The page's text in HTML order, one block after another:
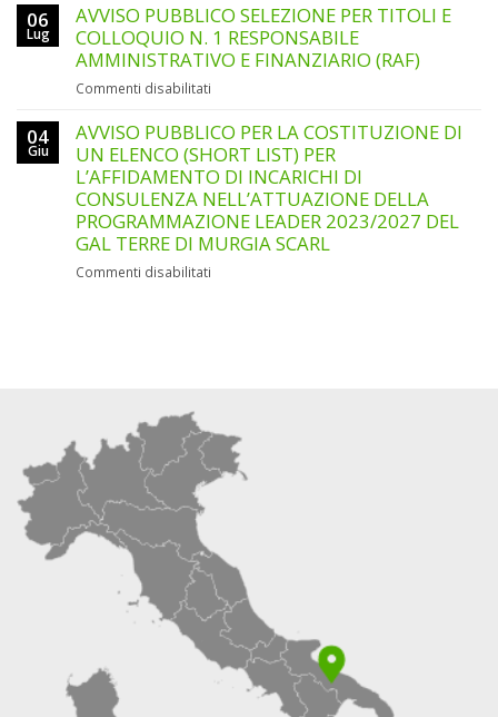
1
ANIMATORE/ANIMATRICE
DEL
GAL
PUBBLICO
SELEZIONE
PER
TITOLI
N.
1
ADDETTO/A
ALLA
SEGRETERIA
AMMINISTRATIVA
E
06
Lug
AVVISO PUBBLICO SELEZIONE PER TITOLI E
COLLOQUIO N. 1 RESPONSABILE
AMMINISTRATIVO E FINANZIARIO (RAF)
Commenti disabilitati
PUBBLICO
SELEZIONE
PER
TITOLI
E
COLLOQUIO
N.
04
Giu
AVVISO PUBBLICO PER LA COSTITUZIONE DI
UN ELENCO (SHORT LIST) PER
L’AFFIDAMENTO DI INCARICHI DI
CONSULENZA NELL’ATTUAZIONE DELLA
PROGRAMMAZIONE LEADER 2023/2027 DEL
GAL TERRE DI MURGIA SCARL
Commenti disabilitati
ELENCO
(SHORT
LIST)
INCARICHI
DI
CONSULENZA
NELL’ATTUAZIONE
DELLA
PROGRAMMAZIONE
LEADER
2023/2027